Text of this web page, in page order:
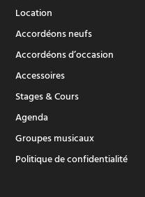
Location
Accordéons neufs
Accordéons d’occasion
Accessoires
Stages & Cours
Agenda
Groupes musicaux
Politique de confidentialité